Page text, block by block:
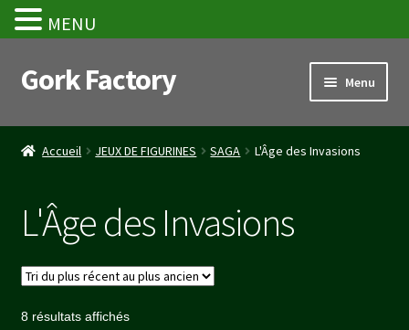
Aller
à
navigation
Aller
au
Gork Factory Menu
Accueil
Mon compte
Panier
Stripe Payment Success Page
Accueil JEUX DE FIGURINES SAGA L'Âge des Invasions
L'Âge des Invasions
8 résultats affichésTrié
MENU